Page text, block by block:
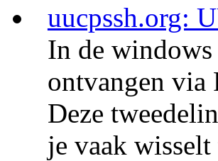
uucpssh.org:
In de
ontvangen via
Deze
je vaak